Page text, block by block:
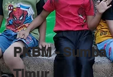
PKBM - Sumba